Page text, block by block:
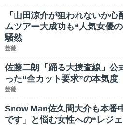
「山田涼介が狙われないか
ムツアー大成功も“人気女優
騒然
芸能
佐藤二朗「踊る大捜査線」公
った“全カット要求”の本気度
芸能
Snow Man佐久間大介も本番
です」と悩む女性への“レジ